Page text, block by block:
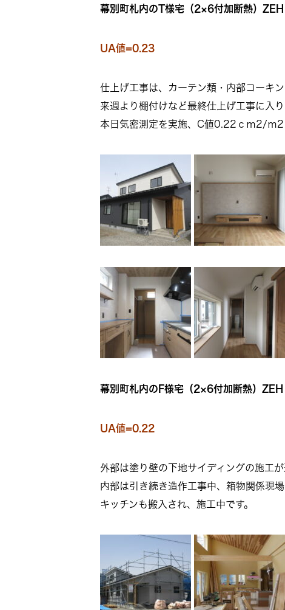
幕別町札内のT様宅（2×6付加断熱）ZEH
UA値=0.23
仕上げ工事は、カーテン類・内部コーキン
来週より棚付けなど最終仕上げ工事に入り
本日気密測定を実施、C値0.22ｃｍ2/ｍ2
幕別町札内のF様宅（2×6付加断熱）ZEH
UA値=0.22
外部は塗り壁の下地サイディングの施工が
内部は引き続き造作工事中、箱物関係現場
キッチンも搬入され、施工中です。